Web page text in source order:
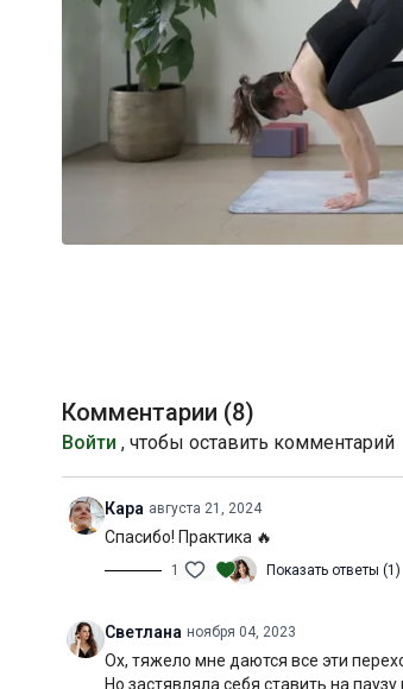
Комментарии (8)
Войти , чтобы оставить комментарий
Кара августа 21, 2024
Спасибо! Практика 🔥
1 Показать ответы (1)
Светлана ноября 04, 2023
Ох, тяжело мне даются все эти
Но застявляла себя ставить на